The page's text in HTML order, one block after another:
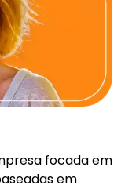
focada em
em